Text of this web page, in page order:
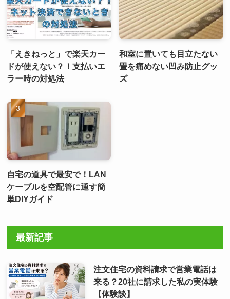
「えきねっと」で楽天カー
ドが使えない？！支払いエ
ラー時の対処法
和室に置いても目立たない
畳を痛めない凹み防止グッ
ズ
自宅の道具で最安で！LAN
ケーブルを空配管に通す簡
単DIYガイド
最新記事
注文住宅の資料請求で営業電話は
来る？20社に請求した私の実体験
【体験談】